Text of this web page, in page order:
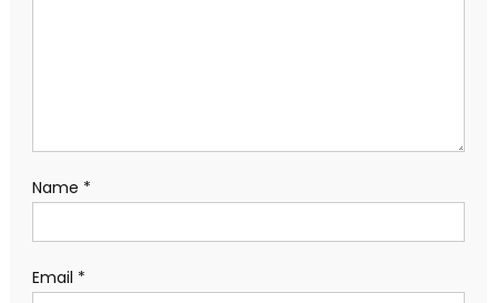
Name *
Email *